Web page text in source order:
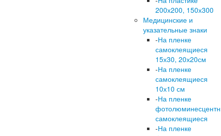
200х200, 150х300
Медицинские и
указательные знаки
-На пленке
самоклеящиеся
15х30, 20х20см
-На пленке
самоклеящиеся
10х10 см
-На пленке
самоклеящиеся
-На пленке